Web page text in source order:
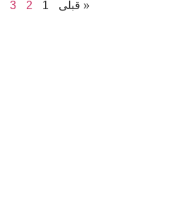
« قبلی 1
2
3